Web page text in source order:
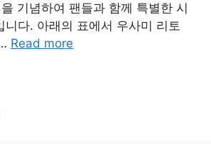
기념하여 팬들과 함께 특별한 시
니다. 아래의 표에서 우사미 리토
Read more